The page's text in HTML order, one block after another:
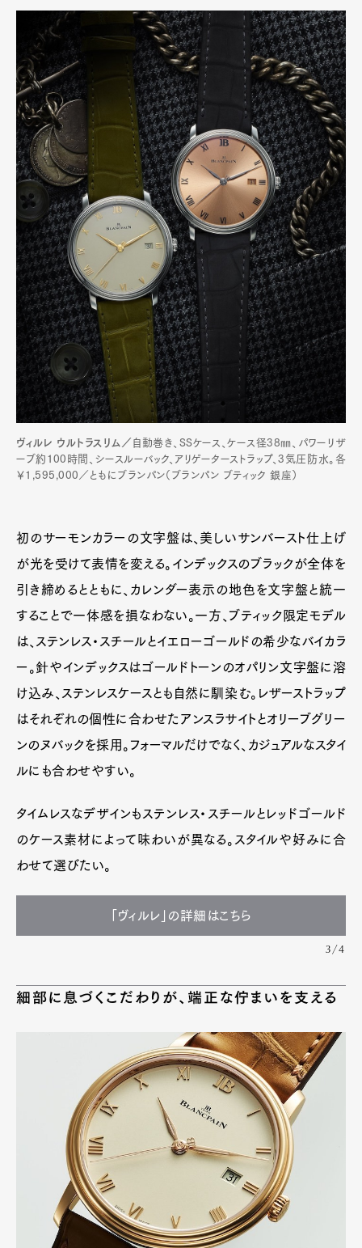
ヴィルレ ウルトラスリム／ 自動巻き、SSケース、ケース径38㎜、パワーリザ
ーブ約100時間、シースルーバック、アリゲーターストラップ、3気圧防水。各
￥1,595,000／ともにブランパン（ブランパン ブティック 銀座）
初のサーモンカラーの文字盤は、美しいサンバースト仕上げ
が光を受けて表情を変える。インデックスのブラックが全体を
引き締めるとともに、カレンダー表示の地色を文字盤と統一
することで一体感を損なわない。一方、ブティック限定モデル
は、ステンレス・スチールとイエローゴールドの希少なバイカラ
ー。針やインデックスはゴールドトーンのオパリン文字盤に溶
け込み、ステンレスケースとも自然に馴染む。レザーストラップ
はそれぞれの個性に合わせたアンスラサイトとオリーブグリー
ンのヌバックを採用。フォーマルだけでなく、カジュアルなスタイ
ルにも合わせやすい。
タイムレスなデザインもステンレス・スチールとレッドゴールド
のケース素材によって味わいが異なる。スタイルや好みに合
わせて選びたい。
「ヴィルレ」の詳細はこちら
3/4
細部に息づくこだわりが、端正な佇まいを支える